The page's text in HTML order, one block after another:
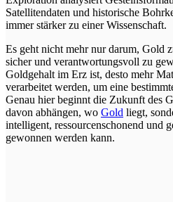
Satellitendaten und historische
immer stärker zu einer Wissenschaft.
Es geht nicht mehr nur darum, Gold
sicher und verantwortungsvoll zu
Goldgehalt im Erz ist, desto mehr
verarbeitet werden, um eine
Genau hier beginnt die Zukunft des
davon abhängen, wo Gold liegt,
intelligent, ressourcenschonend und
gewonnen werden kann.